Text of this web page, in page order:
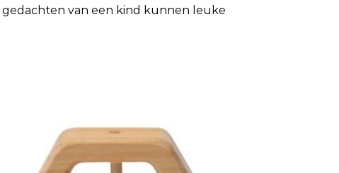
van een kind kunnen leuke